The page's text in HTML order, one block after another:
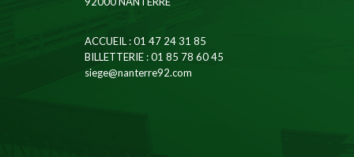
ACCUEIL: 01 47 24 31 85
BILLETTERIE: 01 85 78 60 45
siege@nanterre92.com